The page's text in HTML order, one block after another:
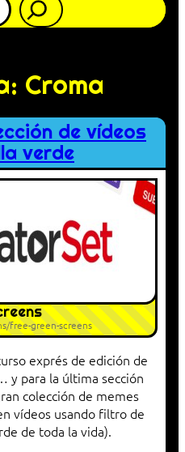
Croma
de vídeos
verde
free-green-screens
exprés de edición de
y para la última sección
colección de memes
vídeos usando filtro de
de toda la vida).